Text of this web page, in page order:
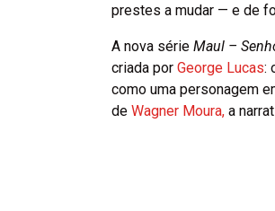
prestes a mudar — e de
A nova série Maul –
criada por George Lucas:
como uma personagem
de Wagner Moura, a